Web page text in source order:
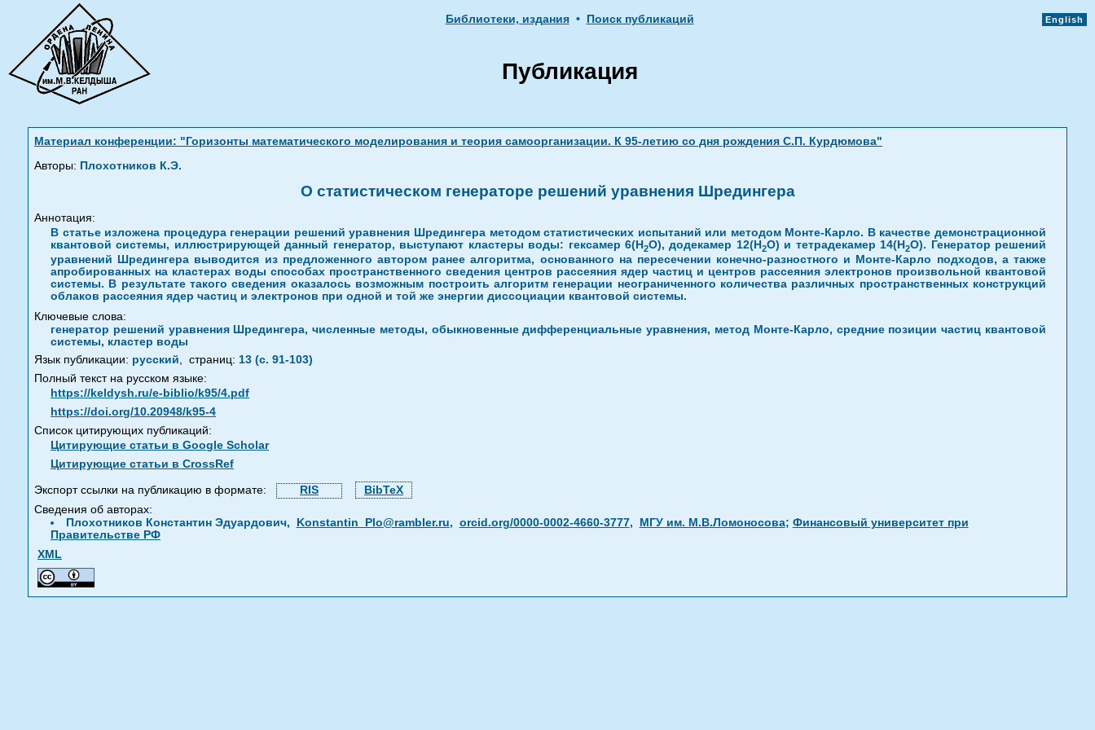
Библиотеки, издания • Поиск публикаций English
Публикация
Материал конференции: "Горизонты математического моделирования и теория самоорганизации. К 95-летию со дня рождения С.П. Курдюмова"
Авторы: Плохотников К.Э.
О статистическом генераторе решений уравнения Шредингера
Аннотация:
В статье изложена процедура генерации решений уравнения Шредингера методом статистических испытаний или методом Монте-Карло. В качестве демонстрационной
квантовой системы, иллюстрирующей данный генератор, выступают кластеры воды: гексамер 6(H2O), додекамер 12(H2O) и тетрадекамер 14(H2O). Генератор решений
уравнений Шредингера выводится из предложенного автором ранее алгоритма, основанного на пересечении конечно-разностного и Монте-Карло подходов, а также
апробированных на кластерах воды способах пространственного сведения центров рассеяния ядер частиц и центров рассеяния электронов произвольной квантовой
системы. В результате такого сведения оказалось возможным построить алгоритм генерации неограниченного количества различных пространственных конструкций
облаков рассеяния ядер частиц и электронов при одной и той же энергии диссоциации квантовой системы.
Ключевые слова:
генератор решений уравнения Шредингера, численные методы, обыкновенные дифференциальные уравнения, метод Монте-Карло, средние позиции частиц квантовой
системы, кластер воды
Язык публикации: русский страниц: 13 (с. 91-103)
Полный текст на русском языке:
https://keldysh.ru/e-biblio/k95/4.pdf
https://doi.org/10.20948/k95-4
Список цитирующих публикаций:
Цитирующие статьи в Google Scholar
Цитирующие статьи в CrossRef
Экспорт ссылки на публикацию в формате: RIS
BibTeX
Сведения об авторах:
Плохотников Константин Эдуардович, Konstantin_Plo@rambler.ru, orcid.org/0000-0002-4660-3777, МГУ им. М.В.Ломоносова; Финансовый университет при
Правительстве РФ
XML